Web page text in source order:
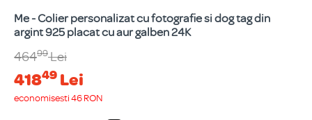
Me - Colier personalizat cu fotografie si dog tag din
argint 925 placat cu aur galben 24K
46499Lei
41849 Lei
economisești 46 RON